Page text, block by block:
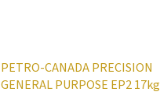
PETRO-CANADA PRECISION
GENERAL PURPOSE EP2 17kg